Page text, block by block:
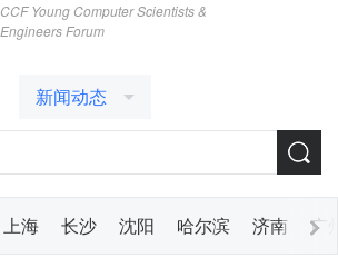
CCF Young Computer Scientists &
Engineers Forum
新闻动态
上海 长沙 沈阳 哈尔滨 济南 广